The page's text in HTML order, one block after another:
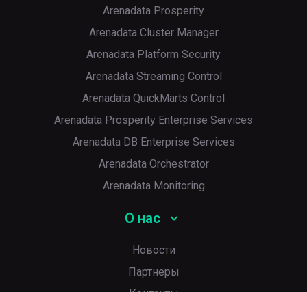
Arenadata Prosperity
Arenadata Cluster Manager
Arenadata Platform Security
Arenadata Streaming Control
Arenadata QuickMarts Control
Arenadata Prosperity Enterprise Services
Arenadata DB Enterprise Services
Arenadata Orchestrator
Arenadata Monitoring
О нас
Новости
Партнеры